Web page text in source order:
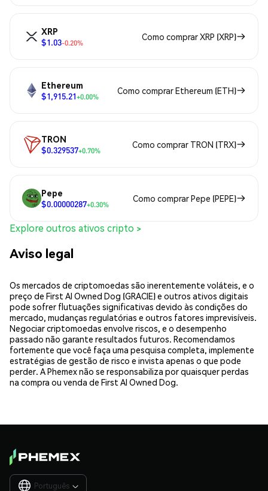
XRP
$1.03-0.20%
Como comprar XRP (XRP)
Ethereum
$1,915.21+0.00%
Como comprar Ethereum (ETH)
TRON
$0.329537+0.70%
Como comprar TRON (TRX)
Pepe
$0.00000287+0.30%
Como comprar Pepe (PEPE)
Explore outros ativos cripto >
Aviso legal
Os mercados de criptomoedas são inerentemente voláteis, e o
preço de First AI Owned Dog (GRACIE) e outros ativos digitais
pode sofrer flutuações significativas devido às condições do
mercado, mudanças regulatórias e outros fatores imprevisíveis.
Negociar criptomoedas envolve riscos, e o desempenho
passado não garante resultados futuros. Recomendamos
fortemente que você faça uma pesquisa completa, implemente
estratégias de gestão de risco e invista apenas o que pode
perder. A Phemex não se responsabiliza por quaisquer perdas
na compra ou venda de First AI Owned Dog.
Português 